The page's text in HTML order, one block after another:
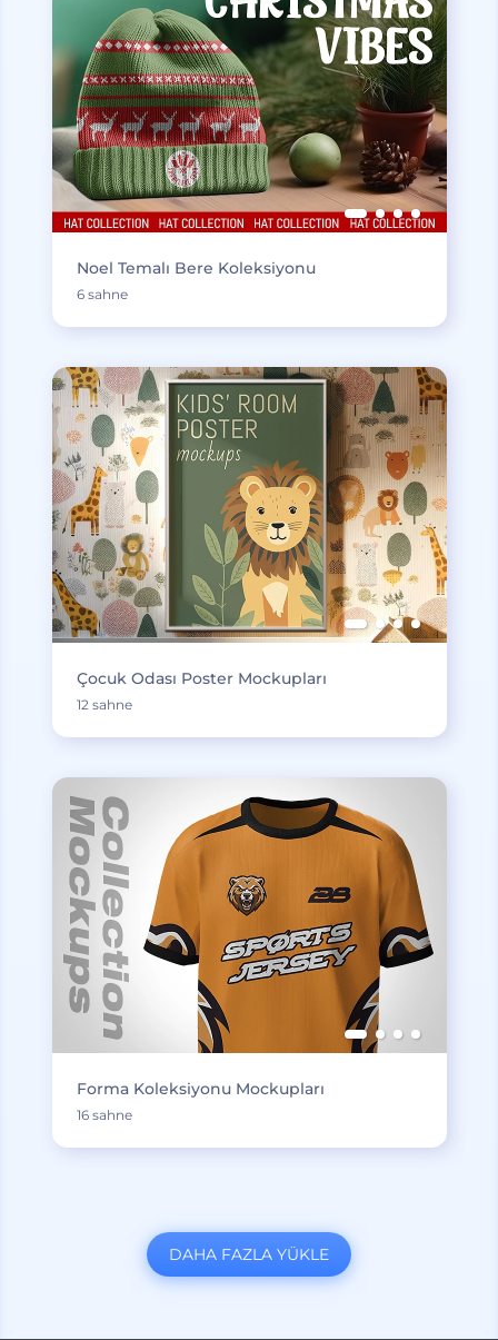
Noel Temalı Bere Koleksiyonu
6 sahne
Çocuk Odası Poster Mockupları
12 sahne
Forma Koleksiyonu Mockupları
16 sahne
DAHA FAZLA YÜKLE